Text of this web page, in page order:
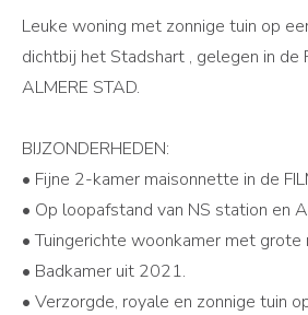
Leuke woning met zonnige tuin op
dichtbij het Stadshart , gelegen in de
ALMERE STAD.
BIJZONDERHEDEN:
• Fijne 2-kamer maisonnette in de
• Op loopafstand van NS station en
• Tuingerichte woonkamer met grote
• Badkamer uit 2021.
• Verzorgde, royale en zonnige tuin